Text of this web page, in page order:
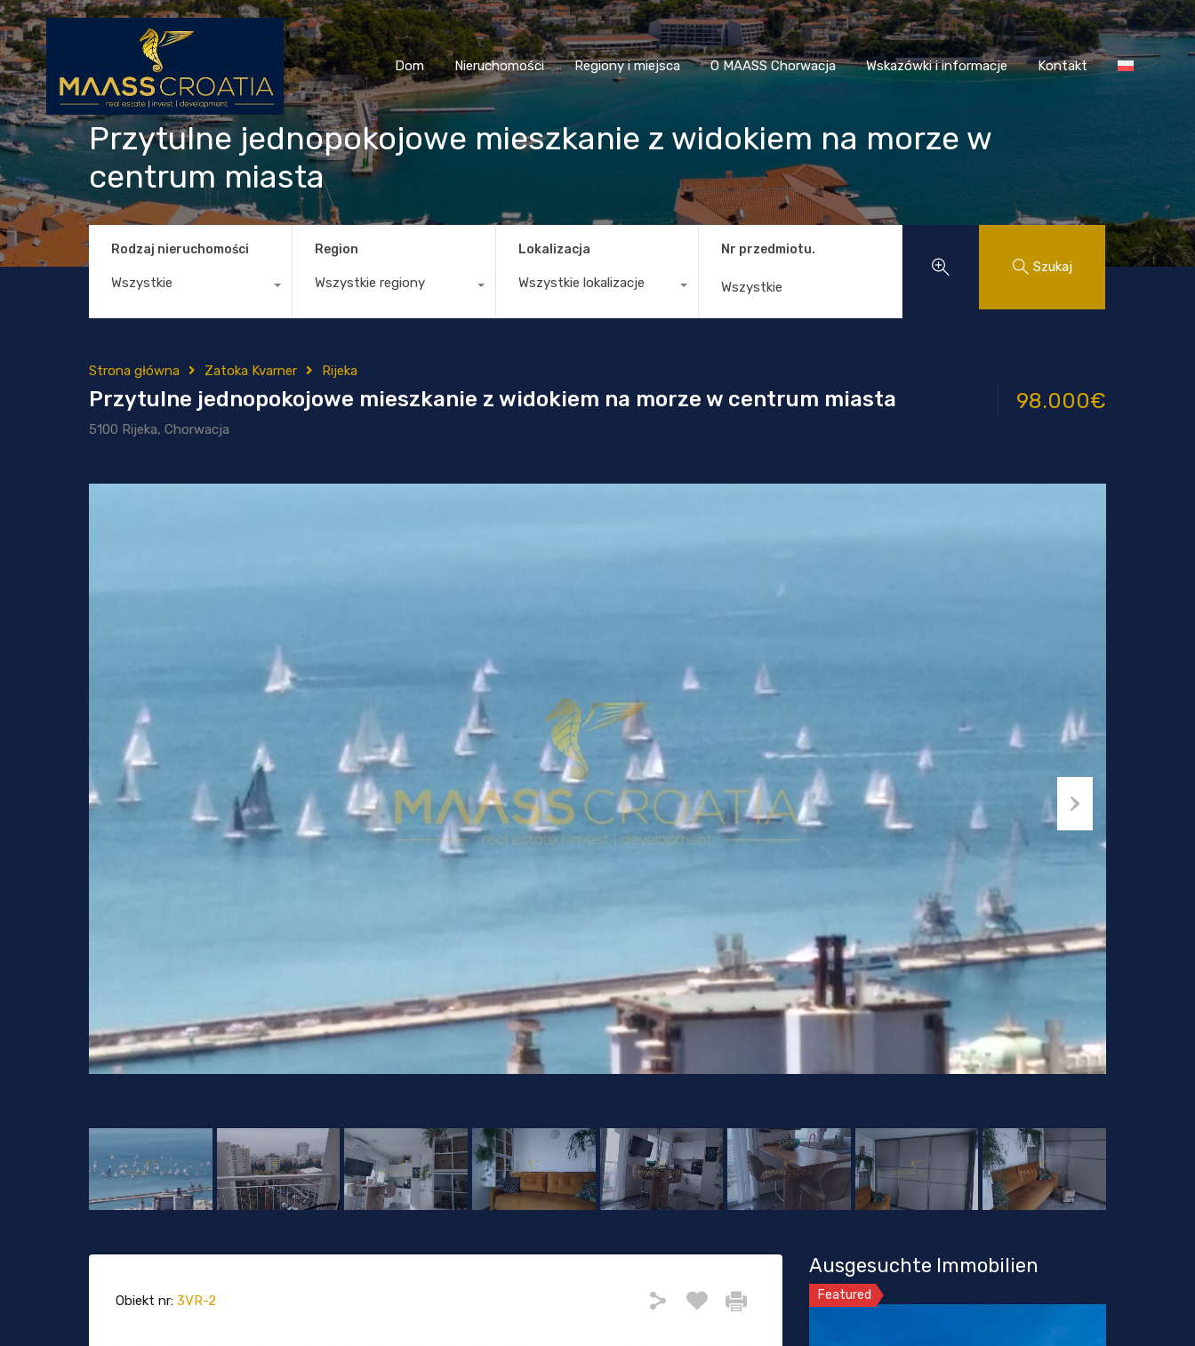
Dom Nieruchomości Regiony i miejsca O MAASS Chorwacja Wskazówki i informacje Kontakt
Dom Nieruchomości Regiony i miejsca O MAASS Chorwacja Wskazówki i informacje Kontakt
Przytulne jednopokojowe mieszkanie z widokiem na morze w
centrum miasta
Rodzaj nieruchomości
Wszystkie
Region
Wszystkie regiony
Lokalizacja
Wszystkie lokalizacje
Nr przedmiotu.
Szukaj
Strona główna Zatoka Kvarner Rijeka
Przytulne jednopokojowe mieszkanie z widokiem na morze w centrum miasta
5100 Rijeka, Chorwacja
98.000€
Obiekt nr: 3VR-2
Ausgesuchte Immobilien
Featured